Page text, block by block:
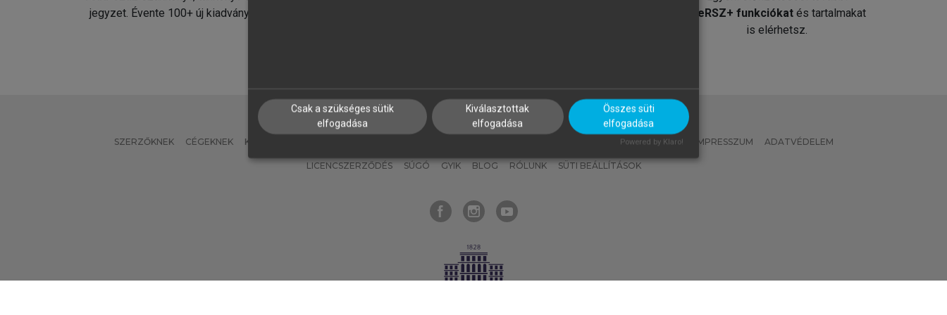
jegyzet. Évente 100+ új kiadvány.
MeRSZ+ funkciókat és tartalmakat
is elérhetsz.
SZERZŐKNEK CÉGEKNEK KÖNYVTÁROSOKNAK MI – ÁLTALÁNOS IRÁNYELVEK IMPRESSZUM ADATVÉDELEM
LICENCSZERZŐDÉS SÚGÓ GYIK BLOG RÓLUNK SÜTI BEÁLLÍTÁSOK
Csak a szükséges sütik
elfogadása
Kiválasztottak
elfogadása
Összes süti
elfogadása
Powered by Klaro!